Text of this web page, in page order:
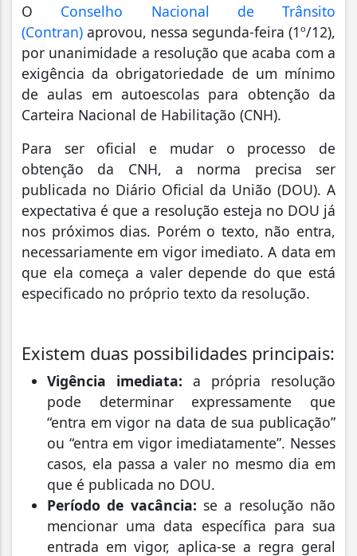
O Conselho Nacional de Trânsito
(Contran) aprovou, nessa segunda-feira (1º/12),
por unanimidade a resolução que acaba com a
exigência da obrigatoriedade de um mínimo
de aulas em autoescolas para obtenção da
Carteira Nacional de Habilitação (CNH).
Para ser oficial e mudar o processo de
obtenção da CNH, a norma precisa ser
publicada no Diário Oficial da União (DOU). A
expectativa é que a resolução esteja no DOU já
nos próximos dias. Porém o texto, não entra,
necessariamente em vigor imediato. A data em
que ela começa a valer depende do que está
especificado no próprio texto da resolução.
Existem duas possibilidades principais:
Vigência imediata: a própria resolução
pode determinar expressamente que
“entra em vigor na data de sua publicação”
ou “entra em vigor imediatamente”. Nesses
casos, ela passa a valer no mesmo dia em
que é publicada no DOU.
Período de vacância: se a resolução não
mencionar uma data específica para sua
entrada em vigor, aplica-se a regra geral